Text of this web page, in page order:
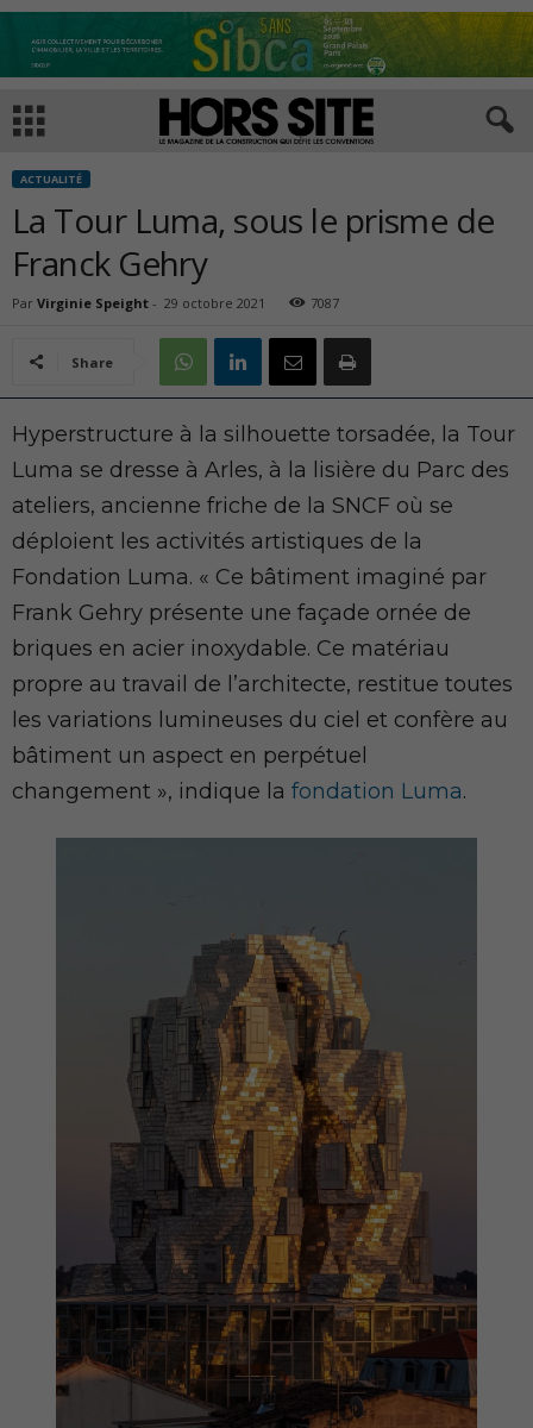
ACTUALITÉ
La Tour Luma, sous le prisme de
Franck Gehry
Par Virginie Speight - 29 octobre 2021 7087
Share
Hyperstructure à la silhouette torsadée, la Tour
Luma se dresse à Arles, à la lisière du Parc des
ateliers, ancienne friche de la SNCF où se
déploient les activités artistiques de la
Fondation Luma. « Ce bâtiment imaginé par
Frank Gehry présente une façade ornée de
briques en acier inoxydable. Ce matériau
propre au travail de l’architecte, restitue toutes
les variations lumineuses du ciel et confère au
bâtiment un aspect en perpétuel
changement », indique la fondation Luma.